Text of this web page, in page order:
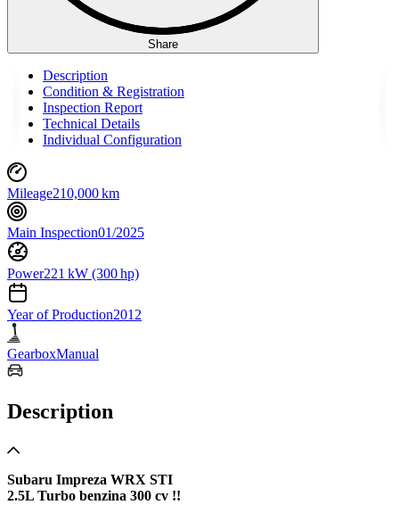
Share
Description
Condition & Registration
Inspection Report
Technical Details
Individual Configuration
Mileage210,000 km
Main Inspection01/2025
Power221 kW (300 hp)
Year of Production2012
GearboxManual
Description
Subaru Impreza WRX STI
2.5L Turbo benzina 300 cv !!